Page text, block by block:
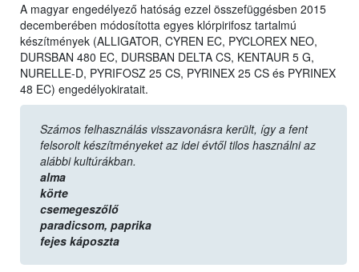
A magyar engedélyező hatóság ezzel összefüggésben 2015
decemberében módosította egyes klórpirifosz tartalmú
készítmények (ALLIGATOR, CYREN EC, PYCLOREX NEO,
DURSBAN 480 EC, DURSBAN DELTA CS, KENTAUR 5 G,
NURELLE-D, PYRIFOSZ 25 CS, PYRINEX 25 CS és PYRINEX
48 EC) engedélyokiratait.
Számos felhasználás visszavonásra került, így a fent
felsorolt készítményeket az idei évtől tilos használni az
alábbi kultúrákban.
alma
körte
csemegeszőlő
paradicsom, paprika
fejes káposzta